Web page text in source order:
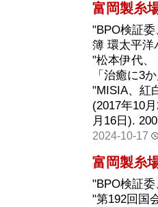
富岡製糸
"BPO検証
簿 環太平洋
"松本伊代
「治癒に3
"MISIA、紅
(2017年10
月16日).
2024-10-17
富岡製糸
"BPO検証
"第192回国